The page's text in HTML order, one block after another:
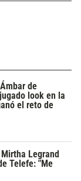
de
look en la
el reto de
Legrand
Telefe: "Me